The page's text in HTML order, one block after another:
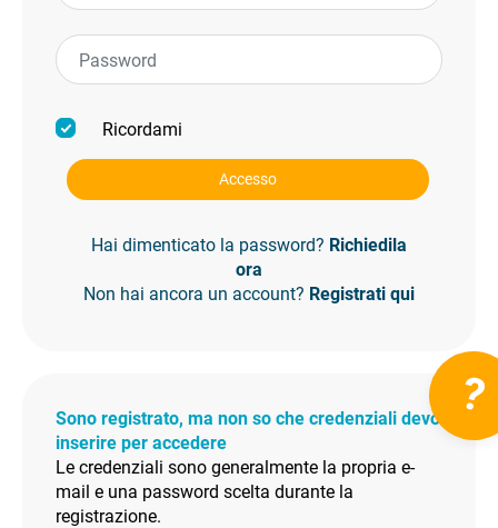
Ricordami
Accesso
Hai dimenticato la password? Richiedila
ora
Non hai ancora un account? Registrati qui
?
Sono registrato, ma non so che credenziali devo
inserire per accedere
Le credenziali sono generalmente la propria e-
mail e una password scelta durante la
registrazione.